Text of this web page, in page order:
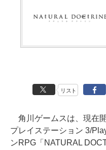
リスト
角川ゲームスは、現在
プレイステーション 3/
ンRPG「NATURAL